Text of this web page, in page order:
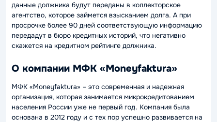
данные должника будут переданы в коллекторское
агентство, которое займется взысканием долга. А при
просрочке более 90 дней соответствующую информацию
передадут в бюро кредитных историй, что негативно
скажется на кредитном рейтинге должника.
О компании МФК «Moneyfaktura»
МФК «Moneyfaktura» – это современная и надежная
организация, которая занимается микрокредитованием
населения России уже не первый год. Компания была
основана в 2012 году и с тех пор успешно развивается на